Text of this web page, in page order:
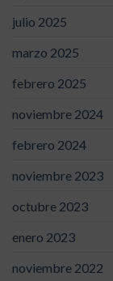
julio 2025
marzo 2025
febrero 2025
noviembre 2024
febrero 2024
noviembre 2023
octubre 2023
enero 2023
noviembre 2022